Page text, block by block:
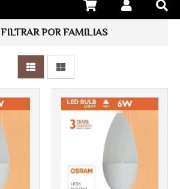
FILTRAR POR FAMILIAS